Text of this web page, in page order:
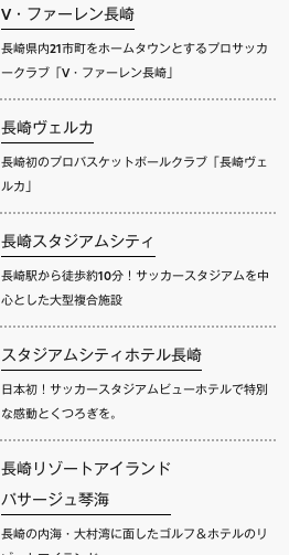
V・ファーレン長崎
長崎県内21市町をホームタウンとするプロサッカ
ークラブ「V・ファーレン長崎」
長崎ヴェルカ
長崎初のプロバスケットボールクラブ「長崎ヴェ
ルカ」
長崎スタジアムシティ
長崎駅から徒歩約10分！サッカースタジアムを中
心とした大型複合施設
スタジアムシティホテル長崎
日本初！サッカースタジアムビューホテルで特別
な感動とくつろぎを。
長崎リゾートアイランド
パサージュ琴海
長崎の内海・大村湾に面したゴルフ＆ホテルのリ